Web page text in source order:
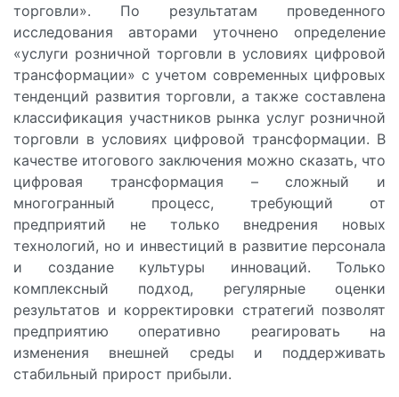
торговли». По результатам проведенного
исследования авторами уточнено определение
«услуги розничной торговли в условиях цифровой
трансформации» с учетом современных цифровых
тенденций развития торговли, а также составлена
классификация участников рынка услуг розничной
торговли в условиях цифровой трансформации. В
качестве итогового заключения можно сказать, что
цифровая трансформация – сложный и
многогранный процесс, требующий от
предприятий не только внедрения новых
технологий, но и инвестиций в развитие персонала
и создание культуры инноваций. Только
комплексный подход, регулярные оценки
результатов и корректировки стратегий позволят
предприятию оперативно реагировать на
изменения внешней среды и поддерживать
стабильный прирост прибыли.